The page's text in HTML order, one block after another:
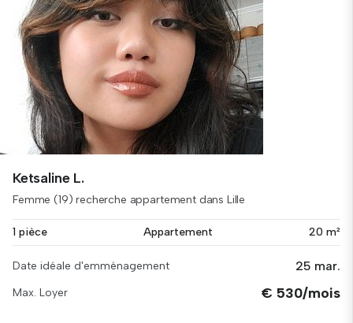
Ketsaline L.
Femme (19) recherche appartement dans Lille
1 pièce Appartement 20 m²
Date idéale d'emménagement 25 mar.
Max. Loyer € 530/mois